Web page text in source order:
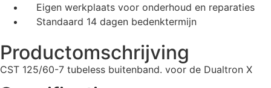
Eigen werkplaats voor onderhoud en reparaties
Standaard 14 dagen bedenktermijn
Productomschrijving
CST 125/60-7 tubeless buitenband. voor de Dualtron X